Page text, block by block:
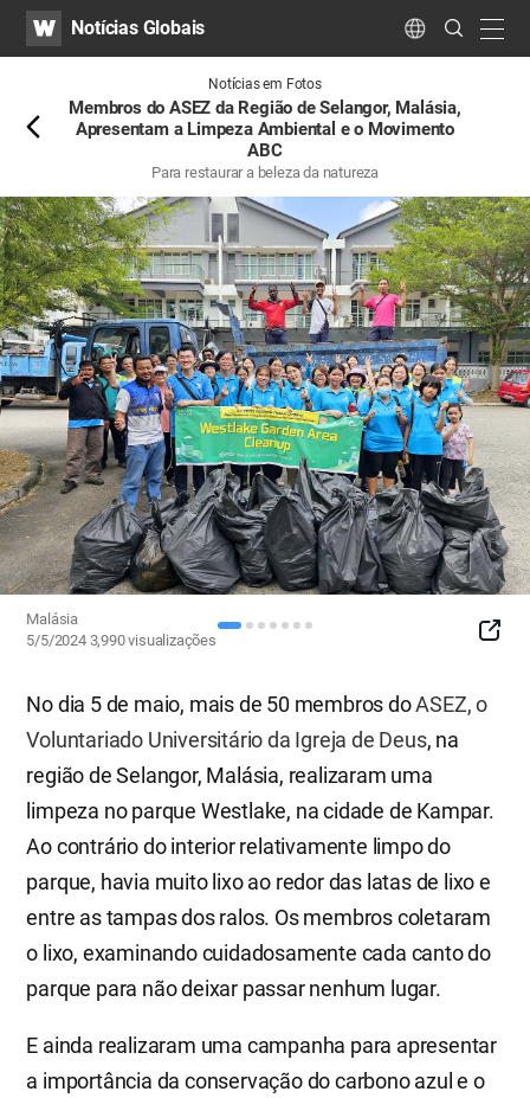
WATVNotícias Globais Language
Search
Submit
Notícias em Fotos
Membros do ASEZ da Região de Selangor, Malásia,
Apresentam a Limpeza Ambiental e o Movimento
ABC
Para restaurar a beleza da natureza
Malásia
5/5/2024 3,990visualizações
SNS
No dia 5 de maio, mais de 50 membros doASEZ, o
Voluntariado Universitário da Igreja de Deus, na
região de Selangor, Malásia, realizaram uma
limpeza no parque Westlake, na cidade de Kampar.
Ao contrário do interior relativamente limpo do
parque, havia muito lixo ao redor das latas de lixo e
entre as tampas dos ralos. Os membros coletaram
o lixo, examinando cuidadosamente cada canto do
parque para não deixar passar nenhum lugar.
E ainda realizaram uma campanha para apresentar
a importância da conservação do carbono azul e o